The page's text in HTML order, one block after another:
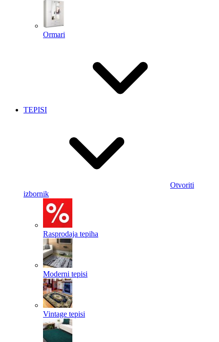
Ormari
TEPISI
Otvoriti
izbornik
Rasprodaja tepiha
Moderni tepisi
Vintage tepisi